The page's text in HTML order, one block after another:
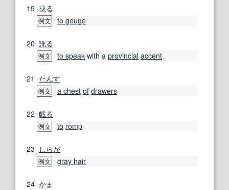
19 抉る
例文 to gouge
20 訛る
例文 to speak with a provincial accent
21 たんす
例文 a chest of drawers
22 戯る
例文 to romp
23 しらが
例文 gray hair
24 かま